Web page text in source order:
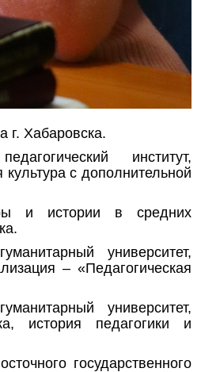
г. Хабаровска.
институт,
с дополнительной
и истории в средних
университет,
– «Педагогическая
университет,
история педагогики и
государственного